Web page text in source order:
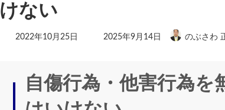
けない
2022年10月25日
最
時
2025年9月14日 のぶさわ
自傷行為・他害行為を